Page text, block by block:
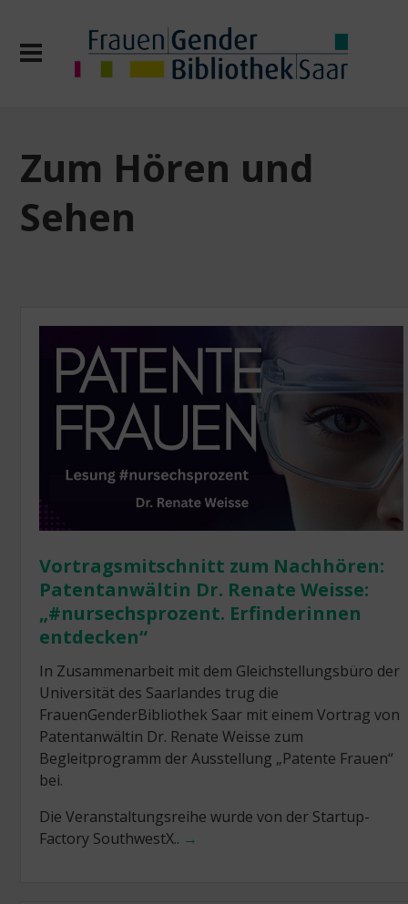
Zum Hören und
Sehen
Vortragsmitschnitt zum Nachhören:
Patentanwältin Dr. Renate Weisse:
„#nursechsprozent. Erfinderinnen
entdecken“
In Zusammenarbeit mit dem Gleichstellungsbüro der
Universität des Saarlandes trug die
FrauenGenderBibliothek Saar mit einem Vortrag von
Patentanwältin Dr. Renate Weisse zum
Begleitprogramm der Ausstellung „Patente Frauen“
bei.
Die Veranstaltungsreihe wurde von der Startup-
Factory SouthwestX.. →